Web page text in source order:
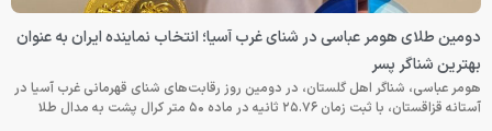
دومین طلای هومر عباسی در شنای غرب آسیا؛ انتخاب نماینده ایران به عنوان
بهترین شناگر پسر
هومر عباسی، شناگر اهل گلستان، در دومین روز رقابت‌های شنای قهرمانی غرب آسیا در
آستانه قزاقستان، با ثبت زمان ۲۵.۷۶ ثانیه در ماده ۵۰ متر کرال پشت به مدال طلا